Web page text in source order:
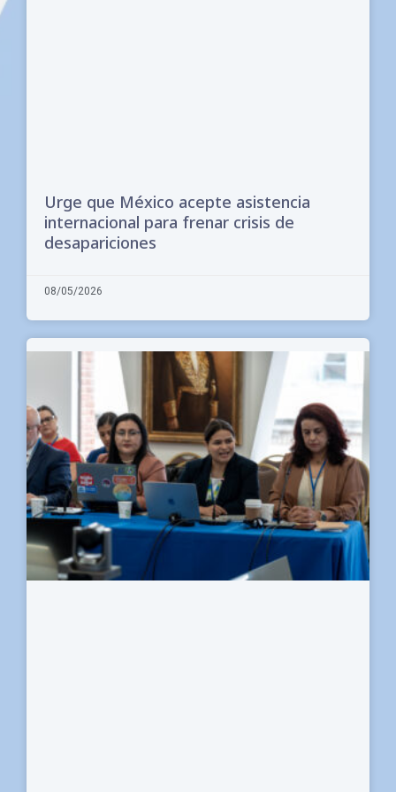
Urge que México acepte asistencia
internacional para frenar crisis de
desapariciones
08/05/2026